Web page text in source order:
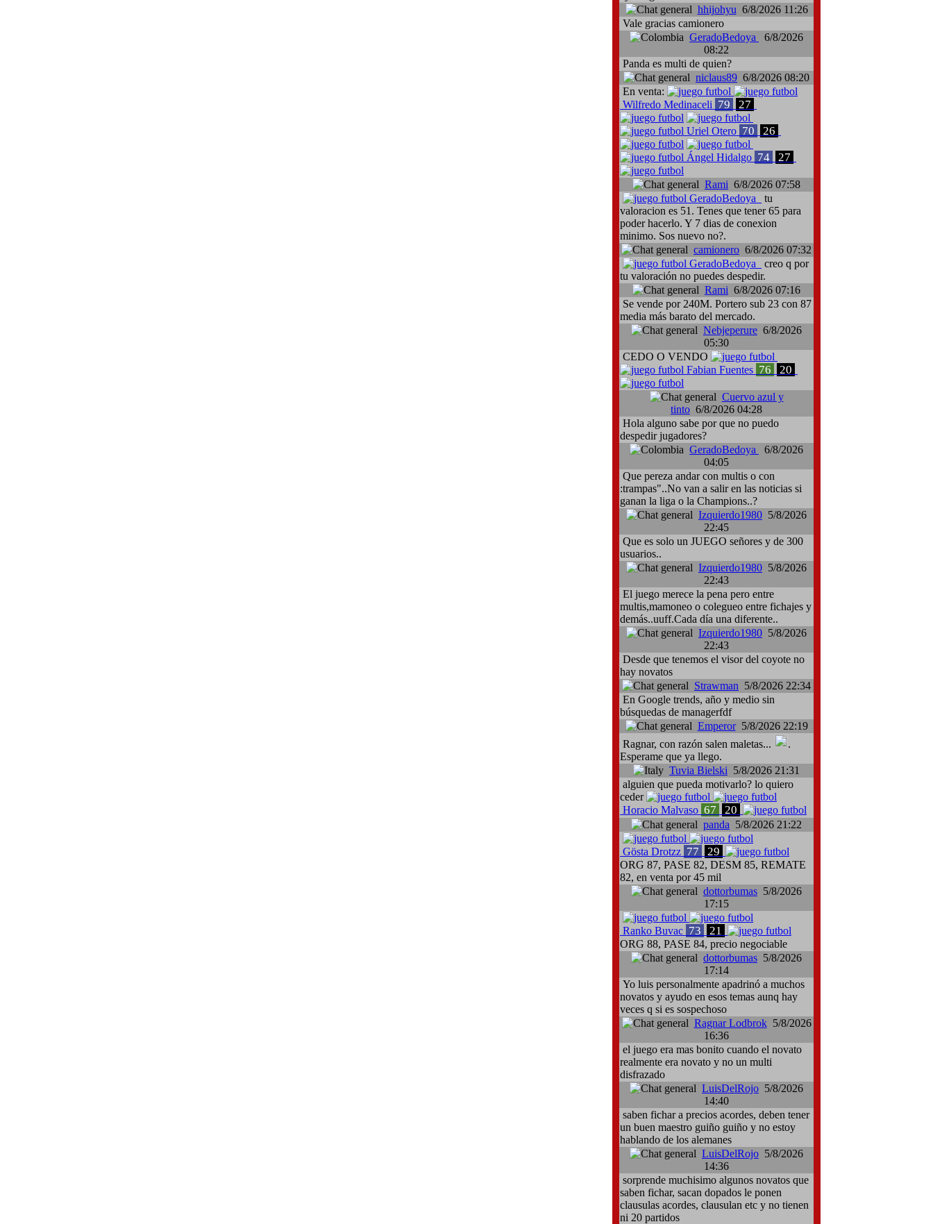
hhijohyu 6/8/2026 11:26
Vale gracias camionero
GeradoBedoya
6/8/2026
08:22
Panda es multi de quien?
niclaus89 6/8/2026 08:20
En venta:
Wilfredo Medinaceli 79 27
Uriel Otero 70 26
Ángel Hidalgo 74 27
Rami 6/8/2026 07:58
GeradoBedoya
tu
valoracion es 51. Tenes que tener 65 para
poder hacerlo. Y 7 dias de conexion
minimo. Sos nuevo no?.
camionero 6/8/2026 07:32
GeradoBedoya
creo q por
tu valoración no puedes despedir.
Rami 6/8/2026 07:16
Se vende por 240M. Portero sub 23 con 87
media más barato del mercado.
Nebjeperure 6/8/2026
05:30
CEDO O VENDO
Fabian Fuentes 76 20
Cuervo azul y
tinto 6/8/2026 04:28
Hola alguno sabe por que no puedo
despedir jugadores?
GeradoBedoya
6/8/2026
04:05
Que pereza andar con multis o con
:trampas"..No van a salir en las noticias si
ganan la liga o la Champions..?
Izquierdo1980 5/8/2026
22:45
Que es solo un JUEGO señores y de 300
usuarios..
Izquierdo1980 5/8/2026
22:43
El juego merece la pena pero entre
multis,mamoneo o colegueo entre fichajes y
demás..uuff.Cada día una diferente..
Izquierdo1980 5/8/2026
22:43
Desde que tenemos el visor del coyote no
hay novatos
Strawman 5/8/2026 22:34
En Google trends, año y medio sin
búsquedas de managerfdf
Emperor5/8/2026 22:19
Ragnar, con razón salen maletas...
.
Esperame que ya llego.
Tuvia Bielski 5/8/2026 21:31
alguien que pueda motivarlo? lo quiero
ceder
Horacio Malvaso 67 20
panda 5/8/2026 21:22
Gösta Drotzz 77 29
ORG 87, PASE 82, DESM 85, REMATE
82, en venta por 45 mil
dottorbumas 5/8/2026
17:15
Ranko Buvac 73 21
ORG 88, PASE 84, precio negociable
dottorbumas 5/8/2026
17:14
Yo luis personalmente apadrinó a muchos
novatos y ayudo en esos temas aunq hay
veces q si es sospechoso
Ragnar Lodbrok5/8/2026
16:36
el juego era mas bonito cuando el novato
realmente era novato y no un multi
disfrazado
LuisDelRojo 5/8/2026
14:40
saben fichar a precios acordes, deben tener
un buen maestro guiño guiño y no estoy
hablando de los alemanes
LuisDelRojo 5/8/2026
14:36
sorprende muchisimo algunos novatos que
saben fichar, sacan dopados le ponen
clausulas acordes, clausulan etc y no tienen
ni 20 partidos